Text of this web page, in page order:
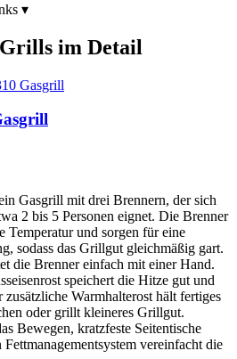
▾
im Detail
Gasgrill mit drei Brennern, der sich
2 bis 5 Personen eignet. Die Brenner
Temperatur und sorgen für eine
sodass das Grillgut gleichmäßig gart.
die Brenner einfach mit einer Hand.
speichert die Hitze gut und
Warmhalterost hält fertiges
oder grillt kleineres Grillgut.
Bewegen, kratzfeste Seitentische
vereinfacht die